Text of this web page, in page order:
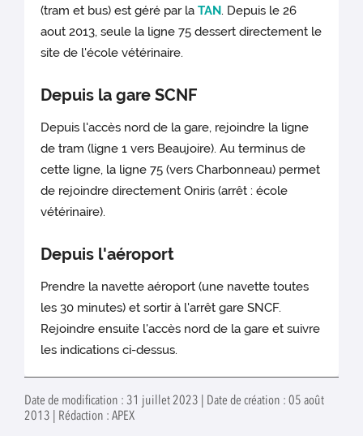
(tram et bus) est géré par laTAN. Depuis le 26
aout 2013, seule la ligne 75 dessert directement le
site de l'école vétérinaire.
Depuis la gare SCNF
Depuis l'accès nord de la gare, rejoindre la ligne
de tram (ligne 1 vers Beaujoire). Au terminus de
cette ligne, la ligne 75 (vers Charbonneau) permet
de rejoindre directement Oniris (arrêt : école
vétérinaire).
Depuis l'aéroport
Prendre la navette aéroport (une navette toutes
les 30 minutes) et sortir à l'arrêt gare SNCF.
Rejoindre ensuite l'accès nord de la gare et suivre
les indications ci-dessus.
Date de modification : 31 juillet 2023 | Date de création : 05 août
2013 | Rédaction : APEX